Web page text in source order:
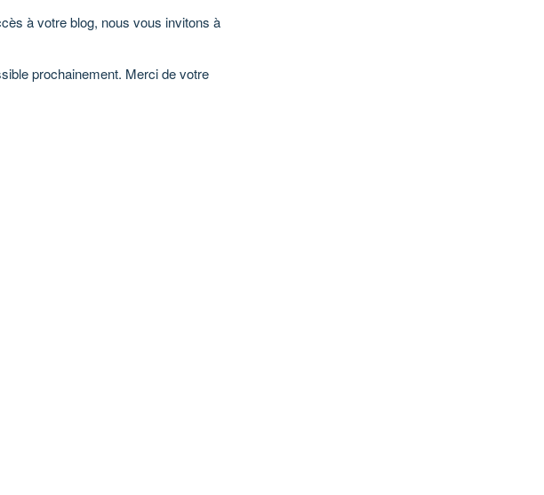
à votre blog, nous vous invitons à
prochainement. Merci de votre